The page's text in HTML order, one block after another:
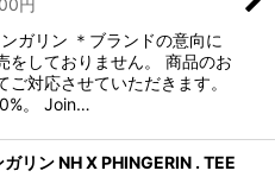
円
ガリン ＊ブランドの意向に
をしておりません。 商品のお
ご対応させていただきます。
。 Join…
リン NH X PHINGERIN . TEE